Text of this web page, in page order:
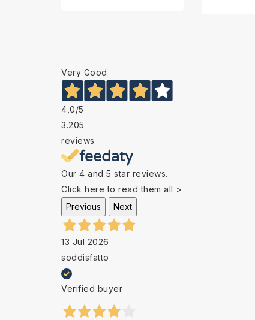
Very Good
4,0/5
3.205
reviews
Our 4 and 5 star reviews.
Click here to read them all >
Previous
Next
13 Jul 2026
soddisfatto
Verified buyer